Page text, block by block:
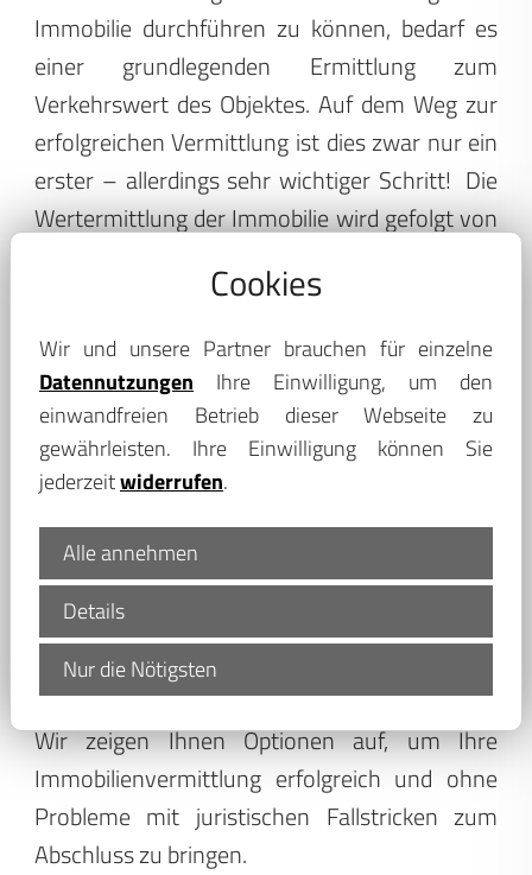
Immobilie durchführen zu können, bedarf es
einer grundlegenden Ermittlung zum
Verkehrswert des Objektes. Auf dem Weg zur
erfolgreichen Vermittlung ist dies zwar nur ein
erster – allerdings sehr wichtiger Schritt! Die
Wertermittlung der Immobilie wird gefolgt von
mit der Unterstützung durch einen langjährig
in der Region tätigen Immobilienmakler bei
Kreischa schaffen lassen. Hierzu gehören zum
Beispiel das Erstellen professioneller Objekt-
Exposés und die Unterlagenbeschaffung für
Notartermine zur Übergabe der Immobilie an
den Käufer und viele Herausforderungen mehr.
Bevor Sie das Haus oder die Wohnung unter
Wert zu verkaufen, sollten Sie auf die
Marktkenntnis unserer Immo-Makler bei
Waltmann Immobilien aus Dresden vertrauen!
Wir zeigen Ihnen Optionen auf, um Ihre
Immobilienvermittlung erfolgreich und ohne
Probleme mit juristischen Fallstricken zum
Abschluss zu bringen.
Cookies
Wir und unsere Partner brauchen für einzelne
Datennutzungen Ihre Einwilligung, um den
einwandfreien Betrieb dieser Webseite zu
gewährleisten. Ihre Einwilligung können Sie
jederzeitwiderrufen.
Alle annehmen
Details
Nur die Nötigsten